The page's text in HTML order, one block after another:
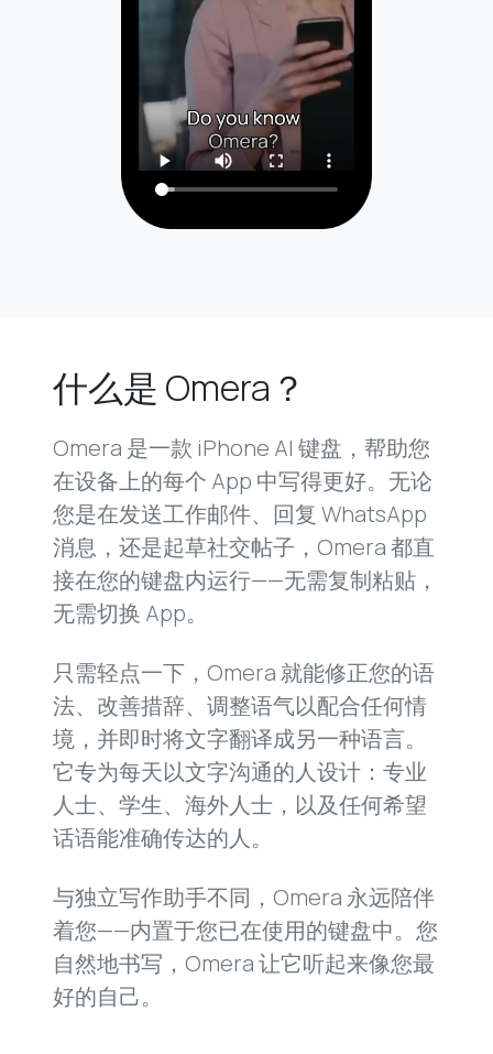
什么是 Omera？
Omera 是一款 iPhone AI 键盘，帮助您
在设备上的每个 App 中写得更好。无论
您是在发送工作邮件、回复 WhatsApp
消息，还是起草社交帖子，Omera 都直
接在您的键盘内运行——无需复制粘贴，
无需切换 App。
只需轻点一下，Omera 就能修正您的语
法、改善措辞、调整语气以配合任何情
境，并即时将文字翻译成另一种语言。
它专为每天以文字沟通的人设计：专业
人士、学生、海外人士，以及任何希望
话语能准确传达的人。
与独立写作助手不同，Omera 永远陪伴
着您——内置于您已在使用的键盘中。您
自然地书写，Omera 让它听起来像您最
好的自己。